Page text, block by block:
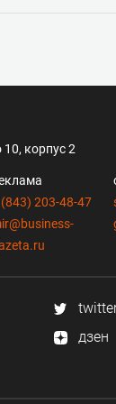
корпус 2
203-48-47
дзен